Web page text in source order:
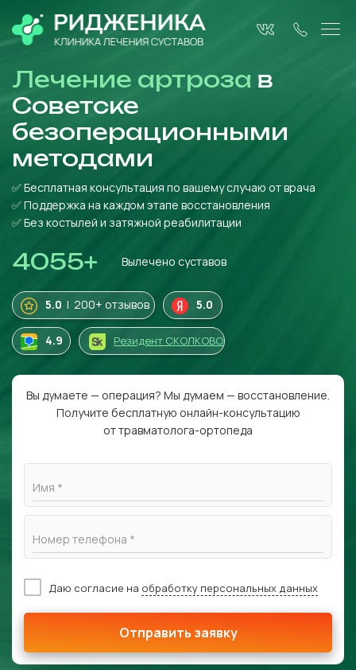
Лечение артроза в
Советске
безоперационными
методами
✅ Бесплатная консультация по вашему случаю от врача
✅ Поддержка на каждом этапе восстановления
✅ Без костылей и затяжной реабилитации
4055+ Вылечено суставов
5.0 | 200+ отзывов 5.0
4.9 Резидент СКОЛКОВО
Вы думаете — операция? Мы думаем — восстановление.
Получите бесплатную онлайн-консультацию
от травматолога-ортопеда
Имя *
Номер телефона *
Даю согласие на обработку персональных данных
Отправить заявку